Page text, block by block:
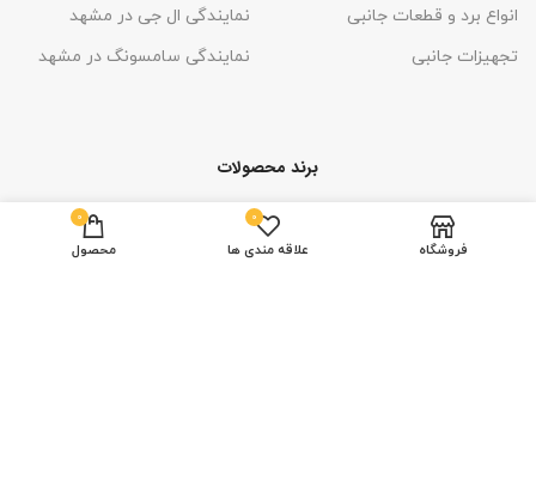
انواع برد و قطعات جانبی
تجهیزات جانبی
نمایندگی ال جی در مشهد
نمایندگی سامسونگ در مشهد
برند محصولات
فروشگاه
0
علاقه مندی ها
0
محصول